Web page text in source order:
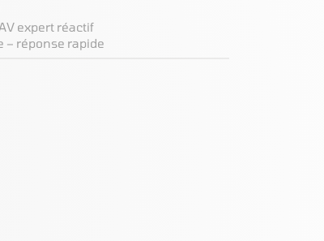
expert réactif
– réponse rapide